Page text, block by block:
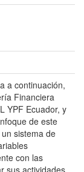
a continuación,
Financiera
YPF Ecuador, y
de este
sistema de
con las
sus actividades